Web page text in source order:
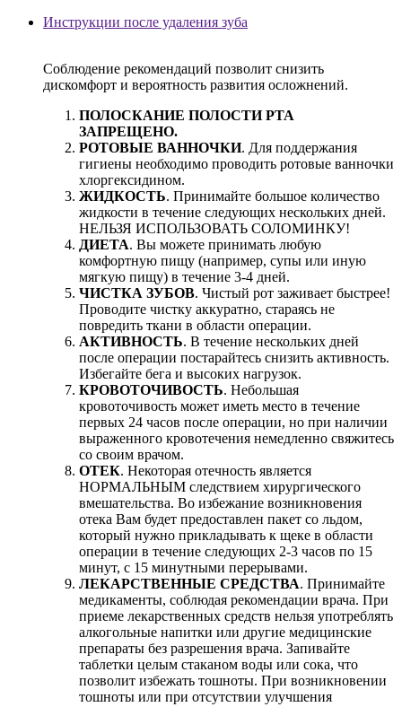
Инструкции после удаления зуба
Соблюдение рекомендаций позволит снизить
дискомфорт и вероятность развития осложнений.
ПОЛОСКАНИЕ ПОЛОСТИ РТА
ЗАПРЕЩЕНО.
РОТОВЫЕ ВАННОЧКИ. Для поддержания
гигиены необходимо проводить ротовые ванночки
хлоргексидином.
ЖИДКОСТЬ. Принимайте большое количество
жидкости в течение следующих нескольких дней.
НЕЛЬЗЯ ИСПОЛЬЗОВАТЬ СОЛОМИНКУ!
ДИЕТА. Вы можете принимать любую
комфортную пищу (например, супы или иную
мягкую пищу) в течение 3-4 дней.
ЧИСТКА ЗУБОВ. Чистый рот заживает быстрее!
Проводите чистку аккуратно, стараясь не
повредить ткани в области операции.
АКТИВНОСТЬ. В течение нескольких дней
после операции постарайтесь снизить активность.
Избегайте бега и высоких нагрузок.
КРОВОТОЧИВОСТЬ. Небольшая
кровоточивость может иметь место в течение
первых 24 часов после операции, но при наличии
выраженного кровотечения немедленно свяжитесь
со своим врачом.
ОТЕК. Некоторая отечность является
НОРМАЛЬНЫМ следствием хирургического
вмешательства. Во избежание возникновения
отека Вам будет предоставлен пакет со льдом,
который нужно прикладывать к щеке в области
операции в течение следующих 2-3 часов по 15
минут, с 15 минутными перерывами.
ЛЕКАРСТВЕННЫЕ СРЕДСТВА. Принимайте
медикаменты, соблюдая рекомендации врача. При
приеме лекарственных средств нельзя употреблять
алкогольные напитки или другие медицинские
препараты без разрешения врача. Запивайте
таблетки целым стаканом воды или сока, что
позволит избежать тошноты. При возникновении
тошноты или при отсутствии улучшения